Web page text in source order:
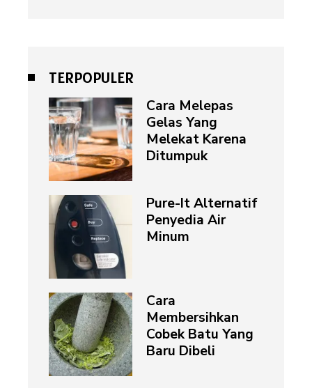
TERPOPULER
Cara Melepas
Gelas Yang
Melekat Karena
Ditumpuk
Pure-It Alternatif
Penyedia Air
Minum
Cara
Membersihkan
Cobek Batu Yang
Baru Dibeli